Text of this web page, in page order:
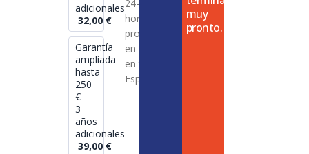
adicionales
32,00 €
Garantía
ampliada
hasta
250
€ –
3
años
adicionales
39,00 €
24-72
horas en
productos
en stock
en toda
España
muy
pronto.